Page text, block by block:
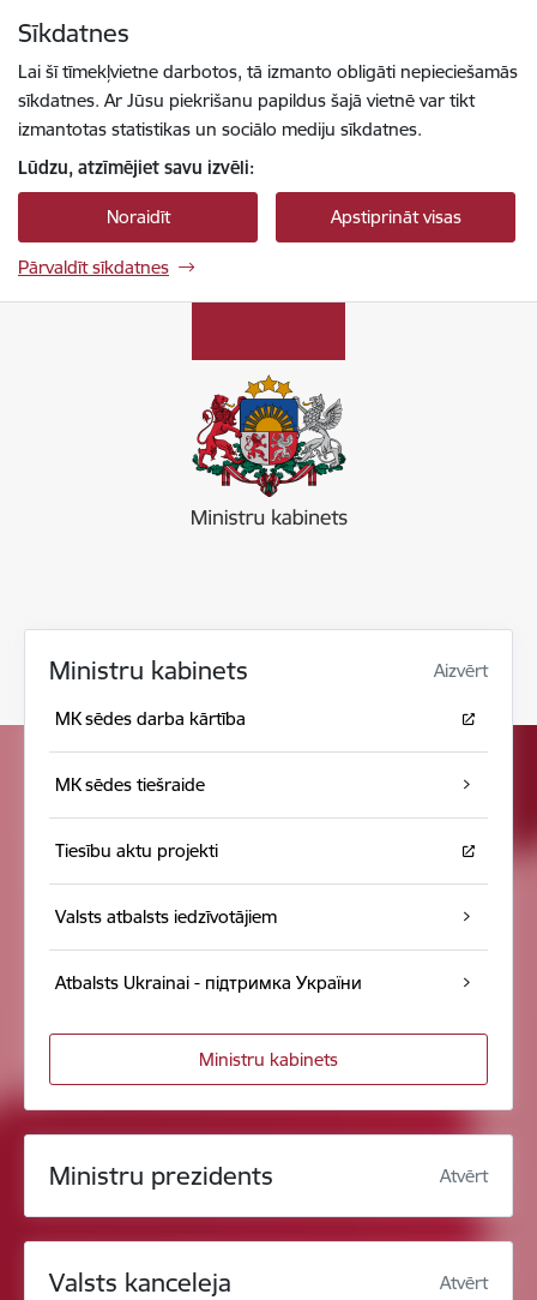
Sīkdatnes
Lai šī tīmekļvietne darbotos, tā izmanto obligāti nepieciešamās
sīkdatnes. Ar Jūsu piekrišanu papildus šajā vietnē var tikt
izmantotas statistikas un sociālo mediju sīkdatnes.
Lūdzu, atzīmējiet savu izvēli:
Noraidīt Apstiprināt visas
Pārvaldīt sīkdatnes
Ministru kabinets Aizvērt
MK sēdes darba kārtība
MK sēdes tiešraide
Tiesību aktu projekti
Valsts atbalsts iedzīvotājiem
Atbalsts Ukrainai - підтримка України
Ministru kabinets
Ministru prezidents Atvērt
Valsts kanceleja Atvērt